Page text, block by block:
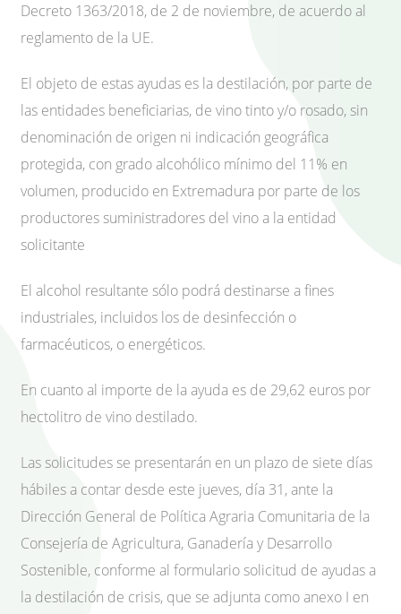
Decreto 1363/2018, de 2 de noviembre, de acuerdo al
reglamento de la UE.
El objeto de estas ayudas es la destilación, por parte de
las entidades beneficiarias, de vino tinto y/o rosado, sin
denominación de origen ni indicación geográfica
protegida, con grado alcohólico mínimo del 11% en
volumen, producido en Extremadura por parte de los
productores suministradores del vino a la entidad
solicitante
El alcohol resultante sólo podrá destinarse a fines
industriales, incluidos los de desinfección o
farmacéuticos, o energéticos.
En cuanto al importe de la ayuda es de 29,62 euros por
hectolitro de vino destilado.
Las solicitudes se presentarán en un plazo de siete días
hábiles a contar desde este jueves, día 31, ante la
Dirección General de Política Agraria Comunitaria de la
Consejería de Agricultura, Ganadería y Desarrollo
Sostenible, conforme al formulario solicitud de ayudas a
la destilación de crisis, que se adjunta como anexo I en